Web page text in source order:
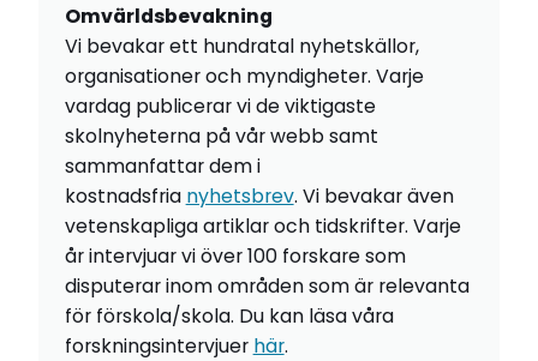
Omvärldsbevakning
Vi bevakar ett hundratal nyhetskällor,
organisationer och myndigheter. Varje
vardag publicerar vi de viktigaste
skolnyheterna på vår webb samt
sammanfattar dem i
kostnadsfria nyhetsbrev. Vi bevakar även
vetenskapliga artiklar och tidskrifter. Varje
år intervjuar vi över 100 forskare som
disputerar inom områden som är relevanta
för förskola/skola. Du kan läsa våra
forskningsintervjuer här.